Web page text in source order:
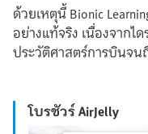
ด้วยเหตุนี้ Bionic
อย่างแท้จริง เนื่องจากไ
ประวัติศาสตร์การบินจ
โบรชัวร์ AirJelly